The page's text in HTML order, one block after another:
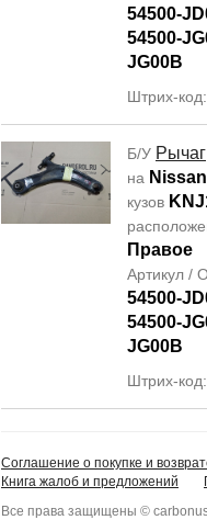
54500-
54500-
JG00B
Штрих-
Б/У Рычаг
на
кузов
Правое
Артикул /
54500-
54500-
JG00B
Штрих-
Соглашение о покупке и
Книга жалоб и предложений
Все права защищены ©